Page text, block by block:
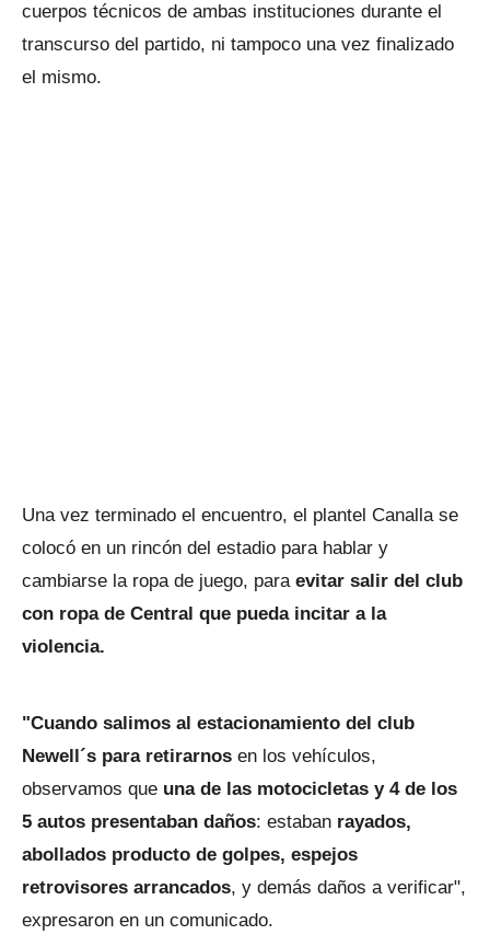
cuerpos técnicos de ambas instituciones durante el
transcurso del partido, ni tampoco una vez finalizado
el mismo.
Una vez terminado el encuentro, el plantel Canalla se
colocó en un rincón del estadio para hablar y
cambiarse la ropa de juego, para evitar salir del club
con ropa de Central que pueda incitar a la
violencia.
"Cuando salimos al estacionamiento del club
Newell´s para retirarnos en los vehículos,
observamos que una de las motocicletas y 4 de los
5 autos presentaban daños: estaban rayados,
abollados producto de golpes, espejos
retrovisores arrancados, y demás daños a verificar",
expresaron en un comunicado.